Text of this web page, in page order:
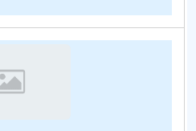
avis
sur